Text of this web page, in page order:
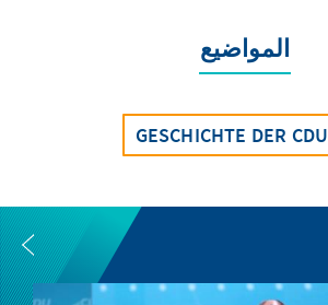
المواضيع
GESCHICHTE DER CDU